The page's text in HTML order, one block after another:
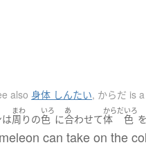
also身体 しんたい, からだ is
は
まわ
周り の
いろ
色 に
あ
合わせて
からだ
体
いろ
色 を
can take on the